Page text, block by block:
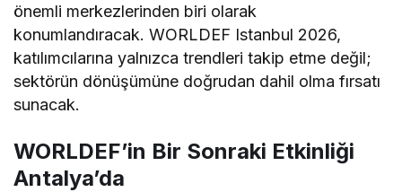
önemli merkezlerinden biri olarak
konumlandıracak. WORLDEF Istanbul 2026,
katılımcılarına yalnızca trendleri takip etme değil;
sektörün dönüşümüne doğrudan dahil olma fırsatı
sunacak.
WORLDEF’in Bir Sonraki Etkinliği
Antalya’da